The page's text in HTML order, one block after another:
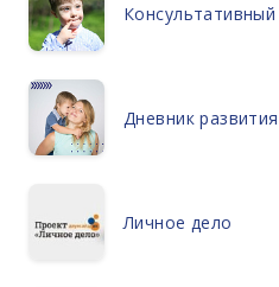
Дневник
Личное дело